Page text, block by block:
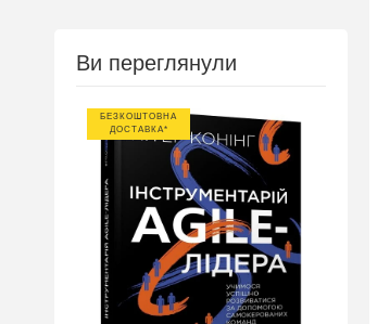
Ви переглянули
БЕЗКОШТОВНА
ДОСТАВКА*